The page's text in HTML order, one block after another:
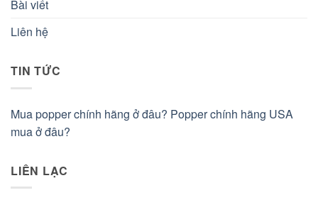
Bài viết
Liên hệ
TIN TỨC
Mua popper chính hãng ở đâu? Popper chính hãng USA
mua ở đâu?
LIÊN LẠC